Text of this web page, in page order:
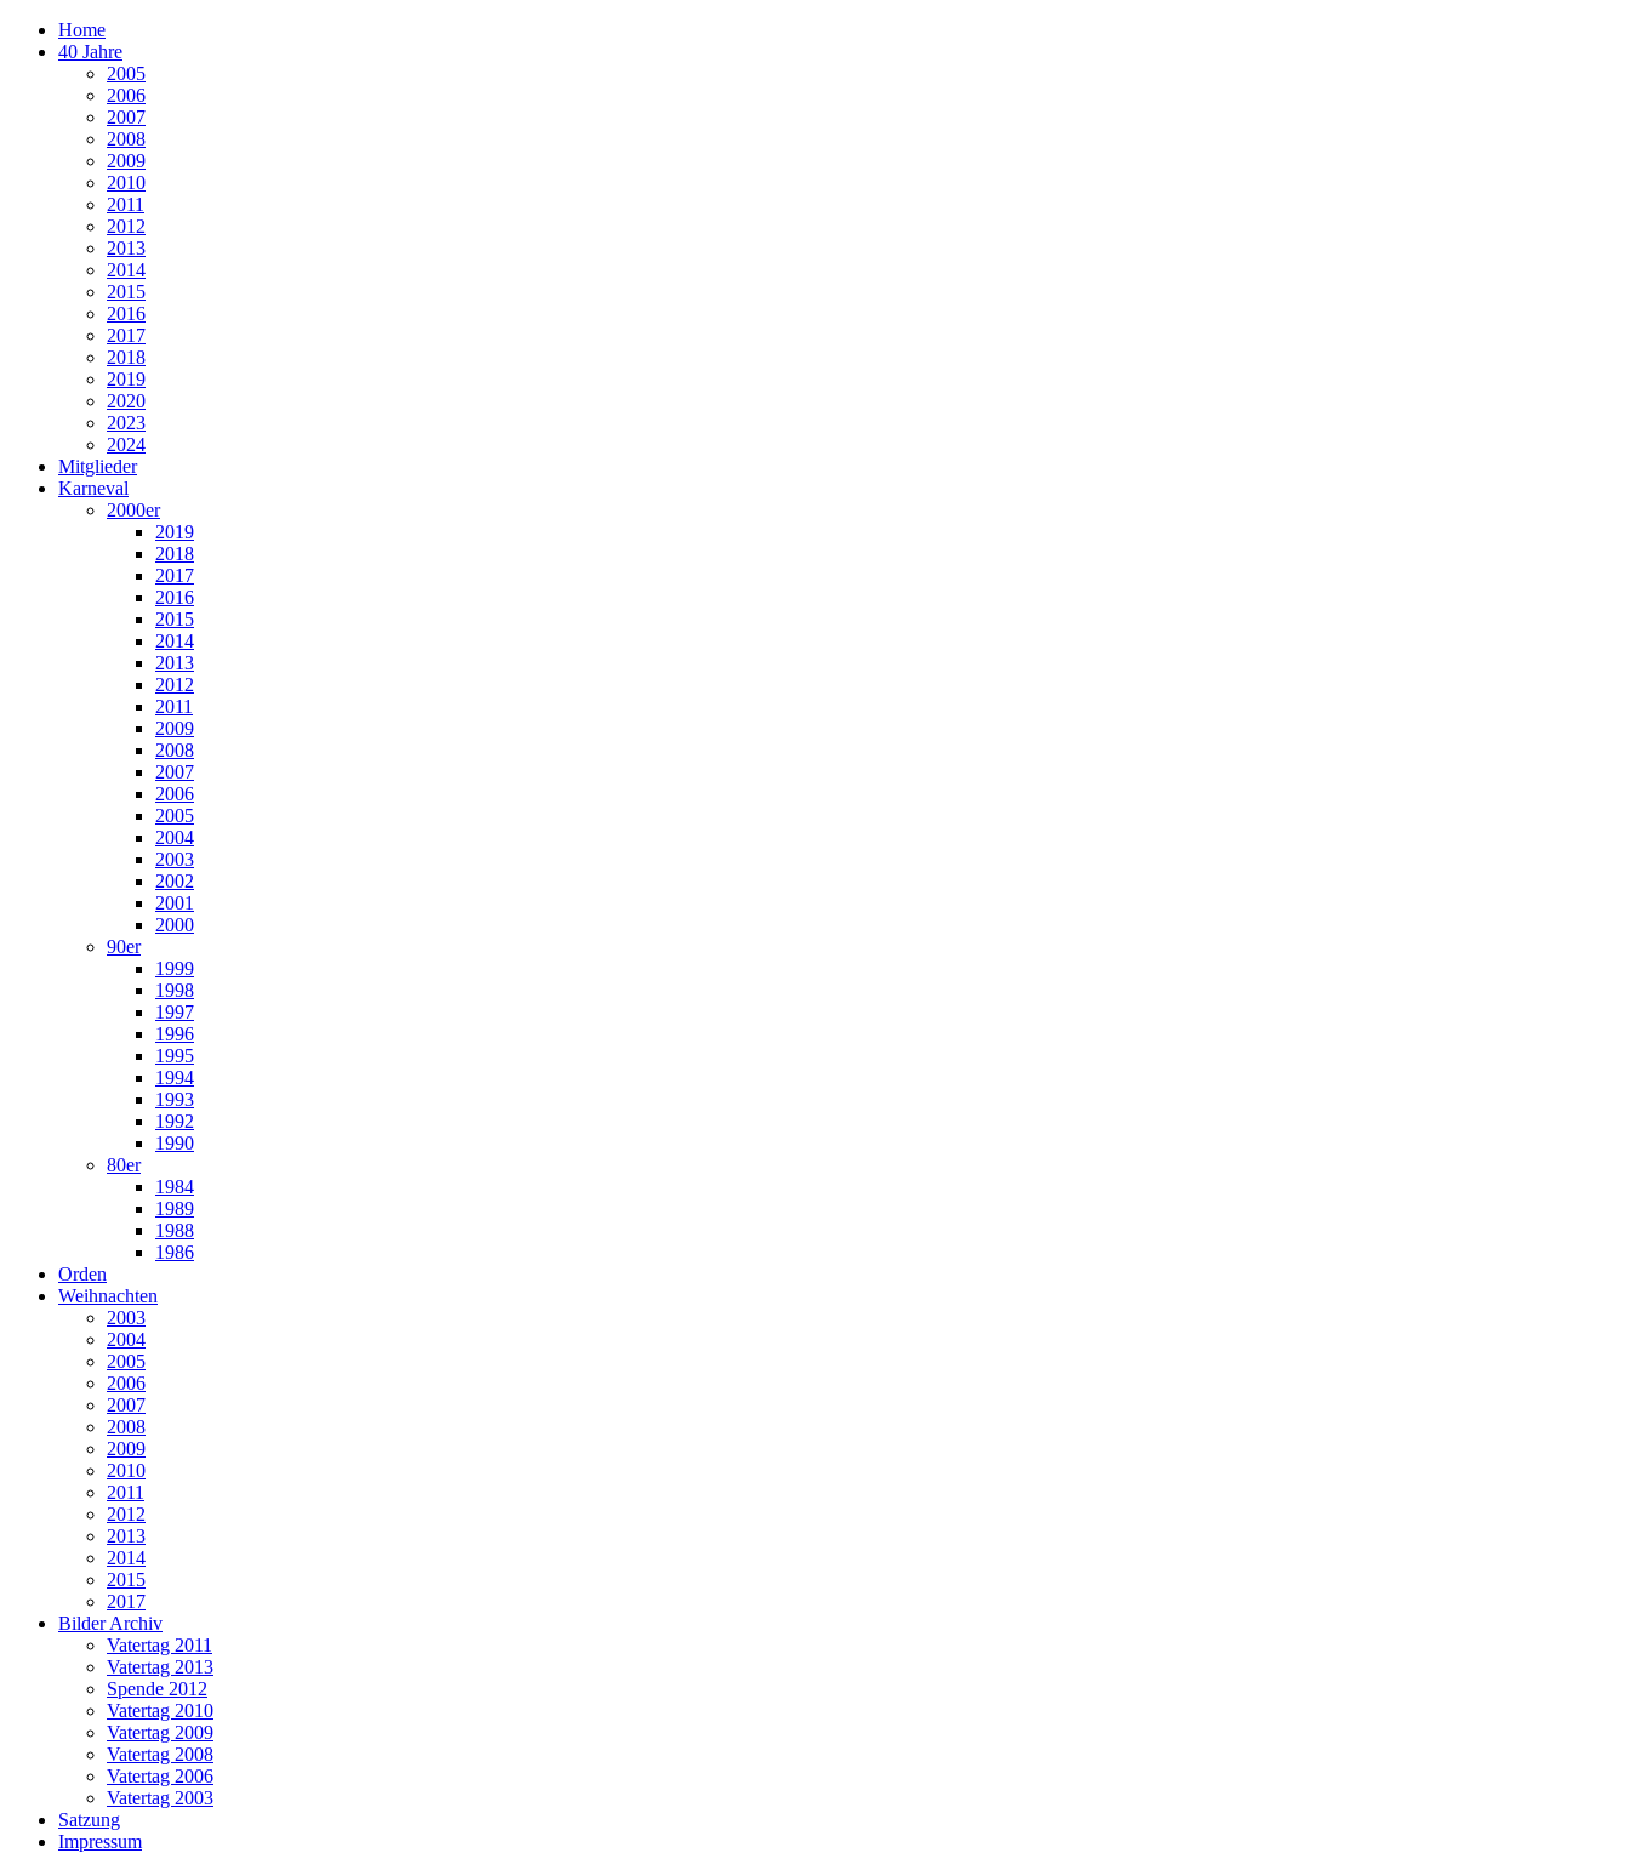
Home
40 Jahre
2005
2006
2007
2008
2009
2010
2011
2012
2013
2014
2015
2016
2017
2018
2019
2020
2023
2024
Mitglieder
Karneval
2000er
2019
2018
2017
2016
2015
2014
2013
2012
2011
2009
2008
2007
2006
2005
2004
2003
2002
2001
2000
90er
1999
1998
1997
1996
1995
1994
1993
1992
1990
80er
1984
1989
1988
1986
Orden
Weihnachten
2003
2004
2005
2006
2007
2008
2009
2010
2011
2012
2013
2014
2015
2017
Bilder Archiv
Vatertag 2011
Vatertag 2013
Spende 2012
Vatertag 2010
Vatertag 2009
Vatertag 2008
Vatertag 2006
Vatertag 2003
Satzung
Impressum